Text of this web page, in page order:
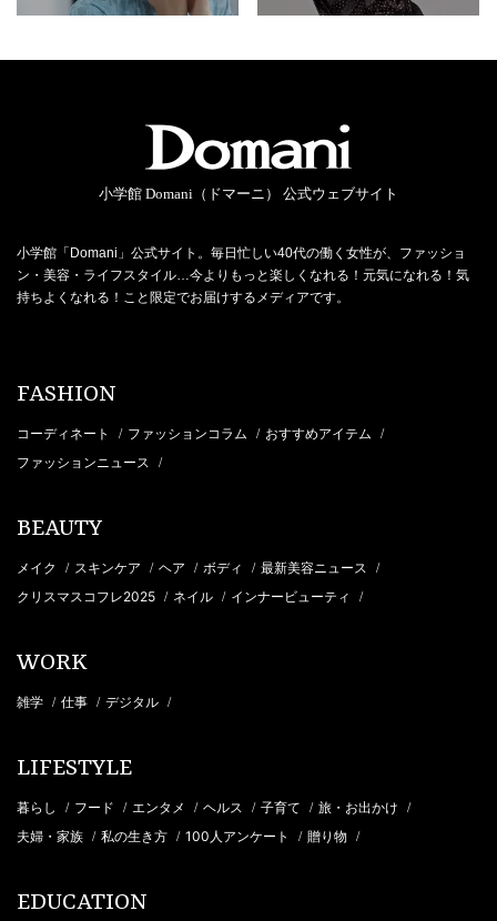
小学館 Domani（ドマーニ） 公式ウェブサイト
小学館「Domani」公式サイト。毎日忙しい40代の働く女性が、ファッショ
ン・美容・ライフスタイル…今よりもっと楽しくなれる！元気になれる！気
持ちよくなれる！こと限定でお届けするメディアです。
FASHION
コーディネート / ファッションコラム / おすすめアイテム /
ファッションニュース /
BEAUTY
メイク / スキンケア / ヘア / ボディ / 最新美容ニュース /
クリスマスコフレ2025 / ネイル / インナービューティ /
WORK
雑学 / 仕事 / デジタル /
LIFESTYLE
暮らし / フード / エンタメ / ヘルス / 子育て / 旅・お出かけ /
夫婦・家族 / 私の生き方 / 100人アンケート / 贈り物 /
EDUCATION